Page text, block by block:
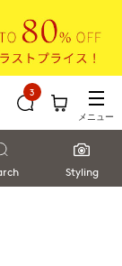
3
メニュー
Styling